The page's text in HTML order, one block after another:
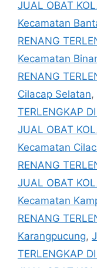
JUAL OBAT
Kecamatan
RENANG
Kecamatan
RENANG
Cilacap Selatan,
TERLENGKAP
JUAL OBAT
Kecamatan
RENANG
JUAL OBAT
Kecamatan
RENANG
Karangpucung,
TERLENGKAP